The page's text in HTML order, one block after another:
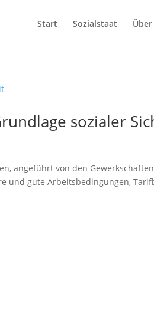
Start Sozialstaat
sozialer
angeführt von den
und gute Arbeitsbedingungen,